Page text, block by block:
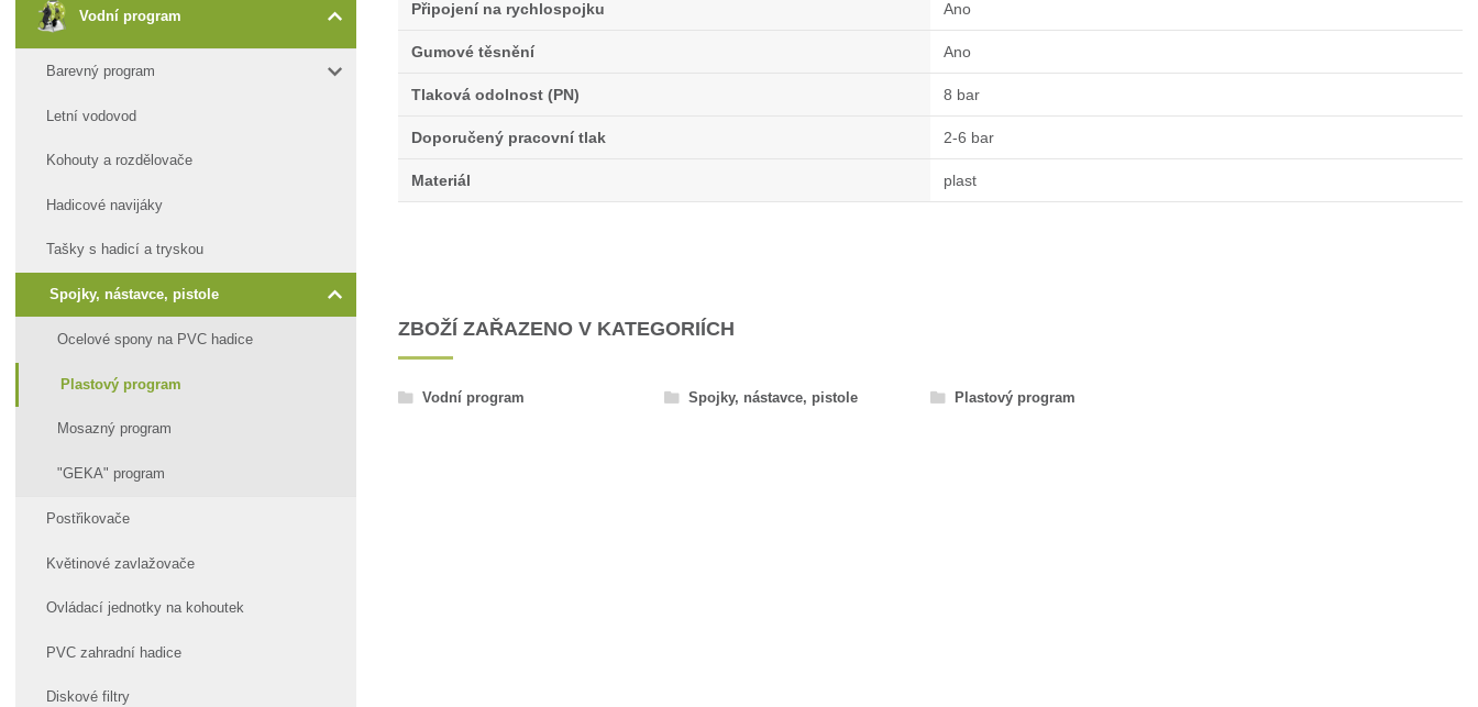
Vodní program
Barevný program
Letní vodovod
Kohouty a rozdělovače
Hadicové navijáky
Tašky s hadicí a tryskou
Spojky, nástavce, pistole
Ocelové spony na PVC hadice
Plastový program
Mosazný program
"GEKA" program
Postřikovače
Květinové zavlažovače
Ovládací jednotky na kohoutek
PVC zahradní hadice
Diskové filtry
Připojení na rychlospojku Ano
Gumové těsnění Ano
Tlaková odolnost (PN) 8 bar
Doporučený pracovní tlak 2-6 bar
Materiál plast
ZBOŽÍ ZAŘAZENO V KATEGORIÍCH
Vodní program Spojky, nástavce, pistole Plastový program